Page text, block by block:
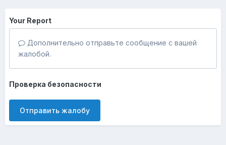
Your Report
Дополнительно отправьте сообщение с вашей
жалобой.
Проверка безопасности
Отправить жалобу